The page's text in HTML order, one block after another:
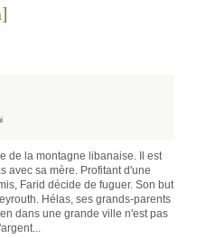
de la montagne libanaise. Il est
avec sa mère. Profitant d'une
Farid décide de fuguer. Son but
Hélas, ses grands-parents
dans une grande ville n'est pas